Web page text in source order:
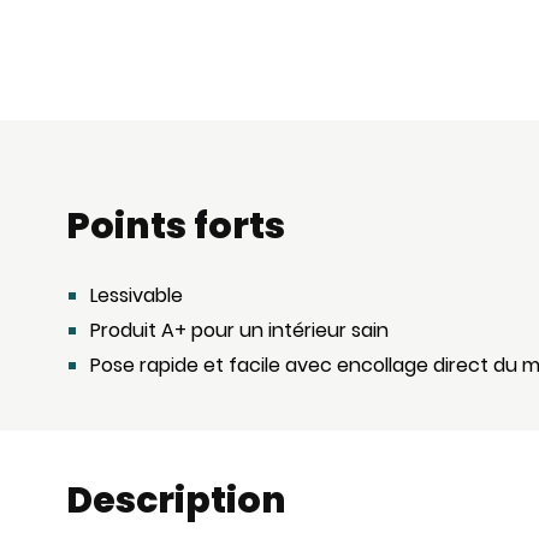
Points forts
Lessivable
Produit A+ pour un intérieur sain
Pose rapide et facile avec encollage direct du
Description